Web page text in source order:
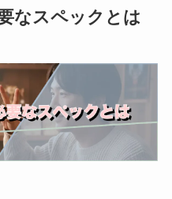
なスペックとは